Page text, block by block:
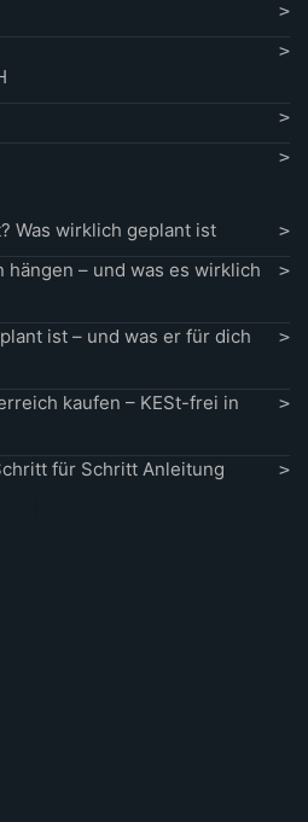
Was wirklich geplant ist
hängen – und was es wirklich
ist – und was er für dich
kaufen – KESt-frei in
für Schritt Anleitung